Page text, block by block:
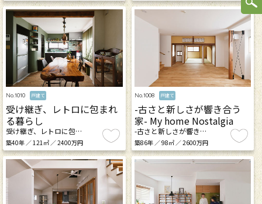
No.1010 戸建て
受け継ぎ、レトロに包まれ
る暮らし
受け継ぎ、レトロに包…
築40年 ／ 121㎡ ／ 2400万円
No.1008 戸建て
-古さと新しさが響き合う
家- My home Nostalgia
-古さと新しさが響き…
築86年 ／ 98㎡ ／ 2600万円